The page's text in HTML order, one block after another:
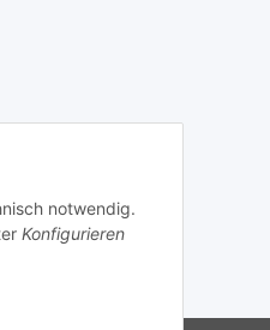
notwendig.
Konfigurieren